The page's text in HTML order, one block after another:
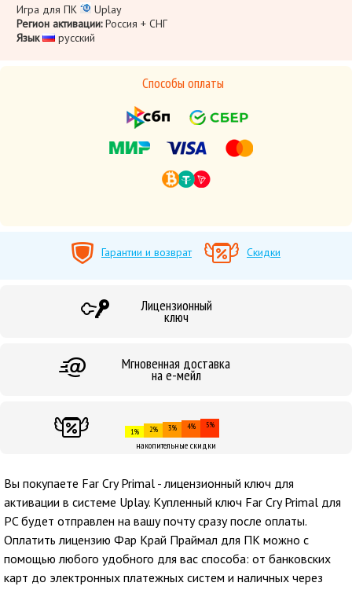
Игра для ПК
Uplay
Регион активации:Россия + СНГ
Язык
​ русский
Способы оплаты
Гарантии и возврат Скидки
Лицензионный
ключ
Мгновенная доставка
на е-мейл
1% 2% 3% 4% 5%
накопительные скидки
Вы покупаете Far Cry Primal - лицензионный ключ для
активации в системе Uplay. Купленный ключ Far Cry Primal для
PC будет отправлен на вашу почту сразу после оплаты.
Оплатить лицензию Фар Край Праймал для ПК можно с
помощью любого удобного для вас способа: от банковских
карт до электронных платежных систем и наличных через